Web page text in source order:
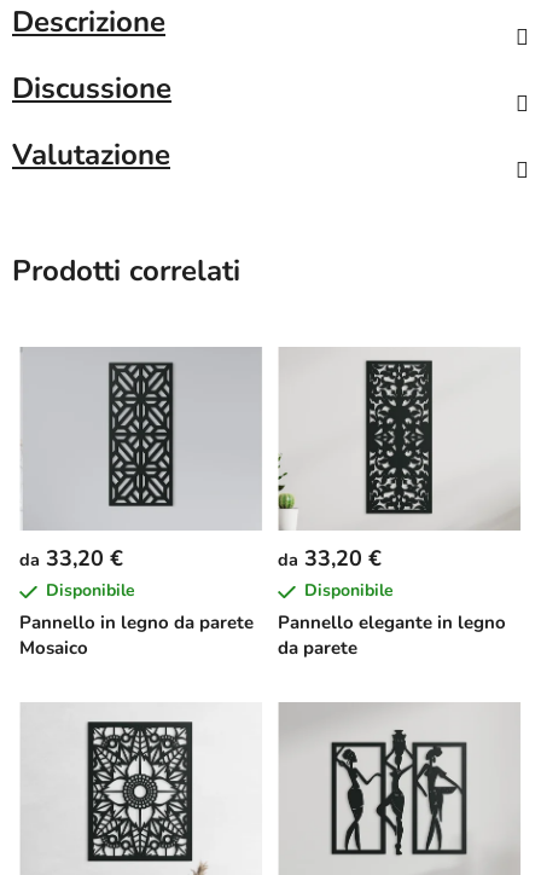
Descrizione
Discussione
Valutazione
Prodotti correlati
Pannello in legno da parete
Mosaico
da 33,20 €
Disponibile
Pannello elegante in legno
da parete
da 33,20 €
Disponibile